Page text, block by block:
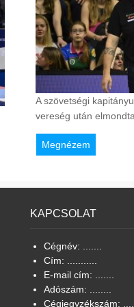
A szövetségi
vereség után
Megnézem
KAPCSOLAT
Cégnév: .......
Cím: ...........
E-mail cím: .......
Adószám: ........
Cégjegyzékszám: